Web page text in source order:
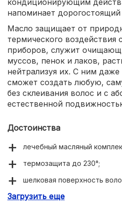
напоминает
Масло защищает от
термического воздействия
приборов, служит
муссов, пенок и лаков,
нейтрализуя их. С ним
сможет создать любую,
без склеивания волос и с
естественной
Достоинства
лечебный масляный
термозащита до 230°;
шелковая поверхность
мощное увлажняющее
Загрузить еще